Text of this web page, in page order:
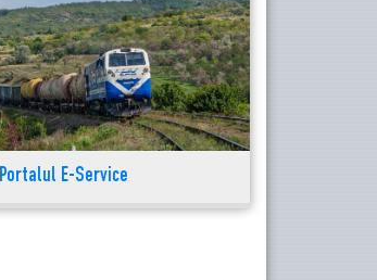
Portalul E-Service